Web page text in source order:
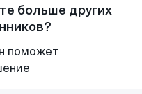
больше других
поможет